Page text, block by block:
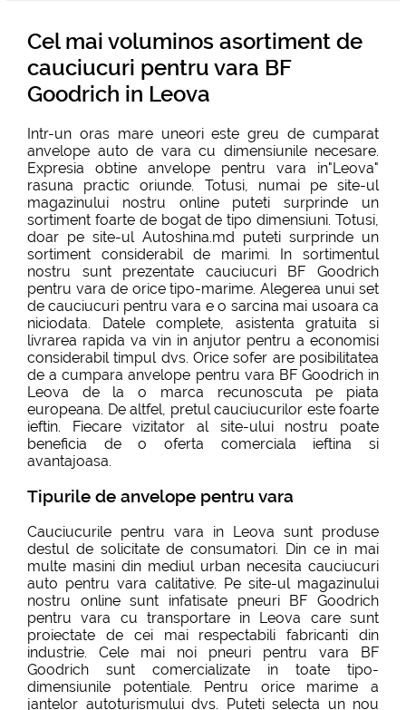
Cel mai voluminos asortiment de
cauciucuri pentru vara BF
Goodrich in Leova
Intr-un oras mare uneori este greu de cumparat
anvelope auto de vara cu dimensiunile necesare.
Expresia obtine anvelope pentru vara in"Leova"
rasuna practic oriunde. Totusi, numai pe site-ul
magazinului nostru online puteti surprinde un
sortiment foarte de bogat de tipo dimensiuni. Totusi,
doar pe site-ul Autoshina.md puteti surprinde un
sortiment considerabil de marimi. In sortimentul
nostru sunt prezentate cauciucuri BF Goodrich
pentru vara de orice tipo-marime. Alegerea unui set
de cauciucuri pentru vara e o sarcina mai usoara ca
niciodata. Datele complete, asistenta gratuita si
livrarea rapida va vin in anjutor pentru a economisi
considerabil timpul dvs. Orice sofer are posibilitatea
de a cumpara anvelope pentru vara BF Goodrich in
Leova de la o marca recunoscuta pe piata
europeana. De altfel, pretul cauciucurilor este foarte
ieftin. Fiecare vizitator al site-ului nostru poate
beneficia de o oferta comerciala ieftina si
avantajoasa.
Tipurile de anvelope pentru vara
Cauciucurile pentru vara in Leova sunt produse
destul de solicitate de consumatori. Din ce in mai
multe masini din mediul urban necesita cauciucuri
auto pentru vara calitative. Pe site-ul magazinului
nostru online sunt infatisate pneuri BF Goodrich
pentru vara cu transportare in Leova care sunt
proiectate de cei mai respectabili fabricanti din
industrie. Cele mai noi pneuri pentru vara BF
Goodrich sunt comercializate in toate tipo-
dimensiunile potentiale. Pentru orice marime a
jantelor autoturismului dvs. Puteti selecta un nou